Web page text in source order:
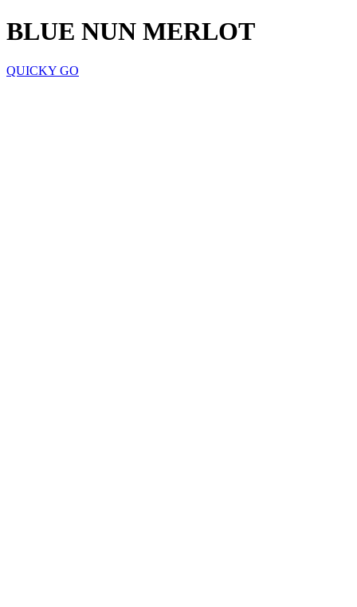
BLUE NUN MERLOT
QUICKY GO